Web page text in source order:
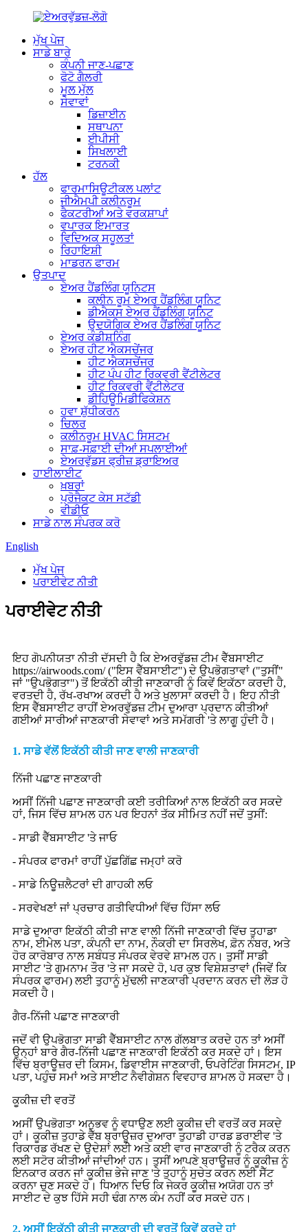
ਮੁੱਖ ਪੇਜ
ਸਾਡੇ ਬਾਰੇ
ਕੰਪਨੀ ਜਾਣ-ਪਛਾਣ
ਫੋਟੋ ਗੈਲਰੀ
ਮੂਲ ਮੁੱਲ
ਸੇਵਾਵਾਂ
ਡਿਜ਼ਾਈਨ
ਸਥਾਪਨਾ
ਈਪੀਸੀ
ਸਿਖਲਾਈ
ਟਰਨਕੀ
ਹੱਲ
ਫਾਰਮਾਸਿਊਟੀਕਲ ਪਲਾਂਟ
ਜੀਐਮਪੀ ਕਲੀਨਰੂਮ
ਫੈਕਟਰੀਆਂ ਅਤੇ ਵਰਕਸ਼ਾਪਾਂ
ਵਪਾਰਕ ਇਮਾਰਤ
ਵਿਦਿਅਕ ਸਹੂਲਤਾਂ
ਰਿਹਾਇਸ਼ੀ
ਮਾਡਰਨ ਫਾਰਮ
ਉਤਪਾਦ
ਏਅਰ ਹੈਂਡਲਿੰਗ ਯੂਨਿਟਸ
ਕਲੀਨ ਰੂਮ ਏਅਰ ਹੈਂਡਲਿੰਗ ਯੂਨਿਟ
ਡੀਐਕਸ ਏਅਰ ਹੈਂਡਲਿੰਗ ਯੂਨਿਟ
ਉਦਯੋਗਿਕ ਏਅਰ ਹੈਂਡਲਿੰਗ ਯੂਨਿਟ
ਏਅਰ ਕੰਡੀਸ਼ਨਿੰਗ
ਏਅਰ ਹੀਟ ਐਕਸਚੇਂਜਰ
ਹੀਟ ਐਕਸਚੇਂਜਰ
ਹੀਟ ਪੰਪ ਹੀਟ ਰਿਕਵਰੀ ਵੈਂਟੀਲੇਟਰ
ਹੀਟ ਰਿਕਵਰੀ ਵੈਂਟੀਲੇਟਰ
ਡੀਹਿਊਮਿਡੀਫਿਕੇਸ਼ਨ
ਹਵਾ ਸ਼ੁੱਧੀਕਰਨ
ਚਿਲਰ
ਕਲੀਨਰੂਮ HVAC ਸਿਸਟਮ
ਸਾਫ਼-ਸਫ਼ਾਈ ਦੀਆਂ ਸਪਲਾਈਆਂ
ਏਅਰਵੁੱਡਸ ਫ੍ਰੀਜ਼ ਡ੍ਰਾਇਅਰ
ਹਾਈਲਾਈਟ
ਖ਼ਬਰਾਂ
ਪ੍ਰੋਜੈਕਟ ਕੇਸ ਸਟੱਡੀ
ਵੀਡੀਓ
ਸਾਡੇ ਨਾਲ ਸੰਪਰਕ ਕਰੋ
English
ਮੁੱਖ ਪੇਜ
ਪਰਾਈਵੇਟ ਨੀਤੀ
ਪਰਾਈਵੇਟ ਨੀਤੀ
ਇਹ ਗੋਪਨੀਯਤਾ ਨੀਤੀ ਦੱਸਦੀ ਹੈ ਕਿ ਏਅਰਵੁੱਡਜ਼ ਟੀਮ ਵੈੱਬਸਾਈਟ
https://airwoods.com/ ("ਇਸ ਵੈੱਬਸਾਈਟ") ਦੇ ਉਪਭੋਗਤਾਵਾਂ ("ਤੁਸੀਂ"
ਜਾਂ "ਉਪਭੋਗਤਾ") ਤੋਂ ਇਕੱਠੀ ਕੀਤੀ ਜਾਣਕਾਰੀ ਨੂੰ ਕਿਵੇਂ ਇਕੱਠਾ ਕਰਦੀ ਹੈ,
ਵਰਤਦੀ ਹੈ, ਰੱਖ-ਰਖਾਅ ਕਰਦੀ ਹੈ ਅਤੇ ਖੁਲਾਸਾ ਕਰਦੀ ਹੈ। ਇਹ ਨੀਤੀ
ਇਸ ਵੈੱਬਸਾਈਟ ਰਾਹੀਂ ਏਅਰਵੁੱਡਜ਼ ਟੀਮ ਦੁਆਰਾ ਪ੍ਰਦਾਨ ਕੀਤੀਆਂ
ਗਈਆਂ ਸਾਰੀਆਂ ਜਾਣਕਾਰੀ ਸੇਵਾਵਾਂ ਅਤੇ ਸਮੱਗਰੀ 'ਤੇ ਲਾਗੂ ਹੁੰਦੀ ਹੈ।
1. ਸਾਡੇ ਵੱਲੋਂ ਇਕੱਠੀ ਕੀਤੀ ਜਾਣ ਵਾਲੀ ਜਾਣਕਾਰੀ
ਨਿੱਜੀ ਪਛਾਣ ਜਾਣਕਾਰੀ
ਅਸੀਂ ਨਿੱਜੀ ਪਛਾਣ ਜਾਣਕਾਰੀ ਕਈ ਤਰੀਕਿਆਂ ਨਾਲ ਇਕੱਠੀ ਕਰ ਸਕਦੇ
ਹਾਂ, ਜਿਸ ਵਿੱਚ ਸ਼ਾਮਲ ਹਨ ਪਰ ਇਹਨਾਂ ਤੱਕ ਸੀਮਿਤ ਨਹੀਂ ਜਦੋਂ ਤੁਸੀਂ:
- ਸਾਡੀ ਵੈੱਬਸਾਈਟ 'ਤੇ ਜਾਓ
- ਸੰਪਰਕ ਫਾਰਮਾਂ ਰਾਹੀਂ ਪੁੱਛਗਿੱਛ ਜਮ੍ਹਾਂ ਕਰੋ
- ਸਾਡੇ ਨਿਊਜ਼ਲੈਟਰਾਂ ਦੀ ਗਾਹਕੀ ਲਓ
- ਸਰਵੇਖਣਾਂ ਜਾਂ ਪ੍ਰਚਾਰ ਗਤੀਵਿਧੀਆਂ ਵਿੱਚ ਹਿੱਸਾ ਲਓ
ਸਾਡੇ ਦੁਆਰਾ ਇਕੱਠੀ ਕੀਤੀ ਜਾਣ ਵਾਲੀ ਨਿੱਜੀ ਜਾਣਕਾਰੀ ਵਿੱਚ ਤੁਹਾਡਾ
ਨਾਮ, ਈਮੇਲ ਪਤਾ, ਕੰਪਨੀ ਦਾ ਨਾਮ, ਨੌਕਰੀ ਦਾ ਸਿਰਲੇਖ, ਫ਼ੋਨ ਨੰਬਰ, ਅਤੇ
ਹੋਰ ਕਾਰੋਬਾਰ ਨਾਲ ਸਬੰਧਤ ਸੰਪਰਕ ਵੇਰਵੇ ਸ਼ਾਮਲ ਹਨ। ਤੁਸੀਂ ਸਾਡੀ
ਸਾਈਟ 'ਤੇ ਗੁਮਨਾਮ ਤੌਰ 'ਤੇ ਜਾ ਸਕਦੇ ਹੋ, ਪਰ ਕੁਝ ਵਿਸ਼ੇਸ਼ਤਾਵਾਂ (ਜਿਵੇਂ ਕਿ
ਸੰਪਰਕ ਫਾਰਮ) ਲਈ ਤੁਹਾਨੂੰ ਮੁੱਢਲੀ ਜਾਣਕਾਰੀ ਪ੍ਰਦਾਨ ਕਰਨ ਦੀ ਲੋੜ ਹੋ
ਸਕਦੀ ਹੈ।
ਗੈਰ-ਨਿੱਜੀ ਪਛਾਣ ਜਾਣਕਾਰੀ
ਜਦੋਂ ਵੀ ਉਪਭੋਗਤਾ ਸਾਡੀ ਵੈੱਬਸਾਈਟ ਨਾਲ ਗੱਲਬਾਤ ਕਰਦੇ ਹਨ ਤਾਂ ਅਸੀਂ
ਉਨ੍ਹਾਂ ਬਾਰੇ ਗੈਰ-ਨਿੱਜੀ ਪਛਾਣ ਜਾਣਕਾਰੀ ਇਕੱਠੀ ਕਰ ਸਕਦੇ ਹਾਂ। ਇਸ
ਵਿੱਚ ਬ੍ਰਾਊਜ਼ਰ ਦੀ ਕਿਸਮ, ਡਿਵਾਈਸ ਜਾਣਕਾਰੀ, ਓਪਰੇਟਿੰਗ ਸਿਸਟਮ, IP
ਪਤਾ, ਪਹੁੰਚ ਸਮਾਂ ਅਤੇ ਸਾਈਟ ਨੈਵੀਗੇਸ਼ਨ ਵਿਵਹਾਰ ਸ਼ਾਮਲ ਹੋ ਸਕਦਾ ਹੈ।
ਕੂਕੀਜ਼ ਦੀ ਵਰਤੋਂ
ਅਸੀਂ ਉਪਭੋਗਤਾ ਅਨੁਭਵ ਨੂੰ ਵਧਾਉਣ ਲਈ ਕੂਕੀਜ਼ ਦੀ ਵਰਤੋਂ ਕਰ ਸਕਦੇ
ਹਾਂ। ਕੂਕੀਜ਼ ਤੁਹਾਡੇ ਵੈੱਬ ਬ੍ਰਾਊਜ਼ਰ ਦੁਆਰਾ ਤੁਹਾਡੀ ਹਾਰਡ ਡਰਾਈਵ 'ਤੇ
ਰਿਕਾਰਡ ਰੱਖਣ ਦੇ ਉਦੇਸ਼ਾਂ ਲਈ ਅਤੇ ਕਈ ਵਾਰ ਜਾਣਕਾਰੀ ਨੂੰ ਟਰੈਕ ਕਰਨ
ਲਈ ਸਟੋਰ ਕੀਤੀਆਂ ਜਾਂਦੀਆਂ ਹਨ। ਤੁਸੀਂ ਆਪਣੇ ਬ੍ਰਾਊਜ਼ਰ ਨੂੰ ਕੂਕੀਜ਼ ਨੂੰ
ਇਨਕਾਰ ਕਰਨ ਜਾਂ ਕੂਕੀਜ਼ ਭੇਜੇ ਜਾਣ 'ਤੇ ਤੁਹਾਨੂੰ ਸੁਚੇਤ ਕਰਨ ਲਈ ਸੈੱਟ
ਕਰਨਾ ਚੁਣ ਸਕਦੇ ਹੋ। ਧਿਆਨ ਦਿਓ ਕਿ ਜੇਕਰ ਕੂਕੀਜ਼ ਅਯੋਗ ਹਨ ਤਾਂ
ਸਾਈਟ ਦੇ ਕੁਝ ਹਿੱਸੇ ਸਹੀ ਢੰਗ ਨਾਲ ਕੰਮ ਨਹੀਂ ਕਰ ਸਕਦੇ ਹਨ।
2. ਅਸੀਂ ਇਕੱਠੀ ਕੀਤੀ ਜਾਣਕਾਰੀ ਦੀ ਵਰਤੋਂ ਕਿਵੇਂ ਕਰਦੇ ਹਾਂ